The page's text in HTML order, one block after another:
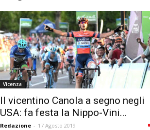
Vicenza
Il vicentino Canola a segno negli
USA: fa festa la Nippo-Vini...
Redazione - 17 Agosto 2019